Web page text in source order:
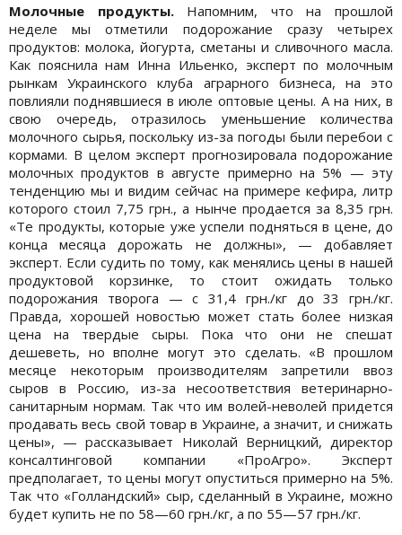
Молочные продукты.Напомним, что на прошлой
неделе мы отметили подорожание сразу четырех
продуктов: молока, йогурта, сметаны и сливочного масла.
Как пояснила нам Инна Ильенко, эксперт по молочным
рынкам Украинского клуба аграрного бизнеса, на это
повлияли поднявшиеся в июле оптовые цены. А на них, в
свою очередь, отразилось уменьшение количества
молочного сырья, поскольку из-за погоды были перебои с
кормами. В целом эксперт прогнозировала подорожание
молочных продуктов в августе примерно на 5% — эту
тенденцию мы и видим сейчас на примере кефира, литр
которого стоил 7,75 грн., а нынче продается за 8,35 грн.
«Те продукты, которые уже успели подняться в цене, до
конца месяца дорожать не должны», — добавляет
эксперт. Если судить по тому, как менялись цены в нашей
продуктовой корзинке, то стоит ожидать только
подорожания творога — с 31,4 грн./кг до 33 грн./кг.
Правда, хорошей новостью может стать более низкая
цена на твердые сыры. Пока что они не спешат
дешеветь, но вполне могут это сделать. «В прошлом
месяце некоторым производителям запретили ввоз
сыров в Россию, из-за несоответствия ветеринарно-
санитарным нормам. Так что им волей-неволей придется
продавать весь свой товар в Украине, а значит, и снижать
цены», — рассказывает Николай Верницкий, директор
консалтинговой компании «ПроАгро». Эксперт
предполагает, то цены могут опуститься примерно на 5%.
Так что «Голландский» сыр, сделанный в Украине, можно
будет купить не по 58—60 грн./кг, а по 55—57 грн./кг.